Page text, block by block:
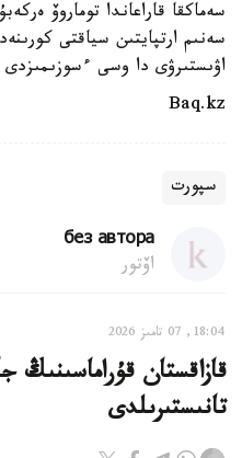
سەماكقا قاراعاندا توماروۆ
سەنىم ارتپايتىن سياقتى
اۋىستىرۋى دا وسى
Baq.kz
سپورت
без автора
اۆتور
18:04, 07 تامىز 2026
قازاقستان قۇراماسىنىڭ
تانىستىرىلدى